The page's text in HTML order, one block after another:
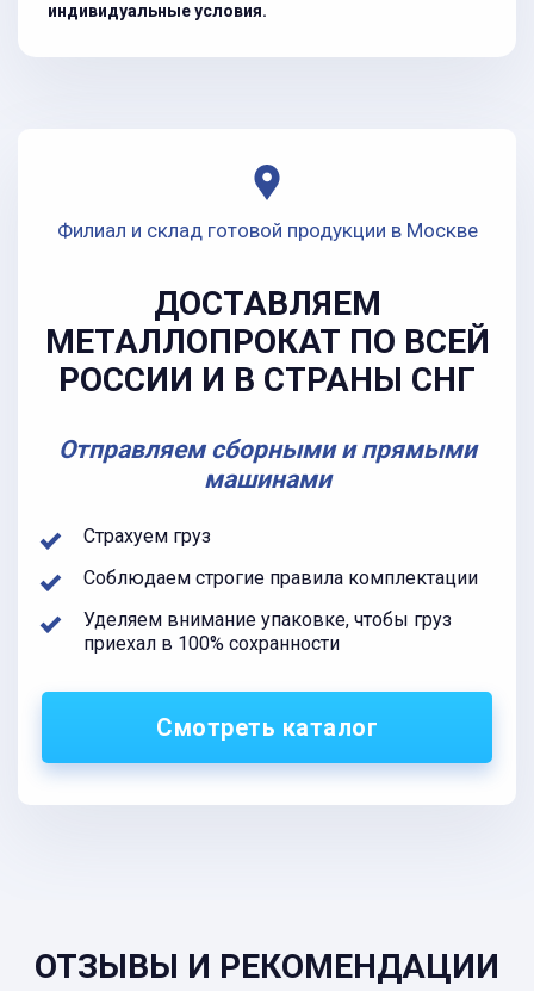
индивидуальные условия.
Филиал и склад готовой продукции в Москве
ДОСТАВЛЯЕМ
МЕТАЛЛОПРОКАТ ПО ВСЕЙ
РОССИИ И В СТРАНЫ СНГ
Отправляем сборными и прямыми
машинами
Страхуем груз
Соблюдаем строгие правила комплектации
Уделяем внимание упаковке, чтобы груз
приехал в 100% сохранности
Смотреть каталог
ОТЗЫВЫ И РЕКОМЕНДАЦИИ